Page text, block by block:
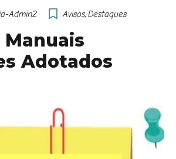
Admin2 Avisos, Destaques
Adotados